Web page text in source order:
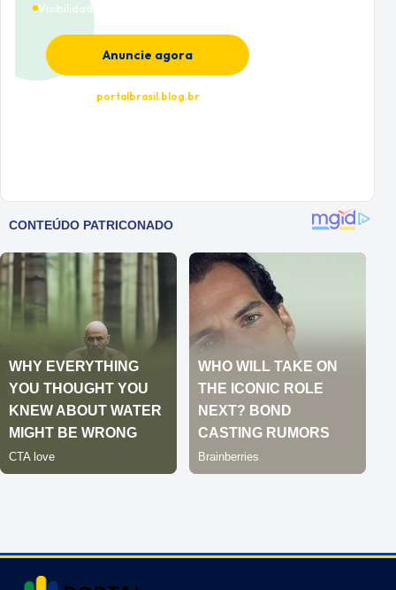
Visibilidade premium
Anuncie agora
portalbrasil.blog.br